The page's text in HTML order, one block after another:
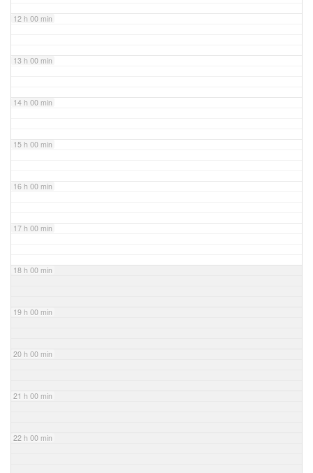
12 h 00 min
13 h 00 min
14 h 00 min
15 h 00 min
16 h 00 min
17 h 00 min
18 h 00 min
19 h 00 min
20 h 00 min
21 h 00 min
22 h 00 min